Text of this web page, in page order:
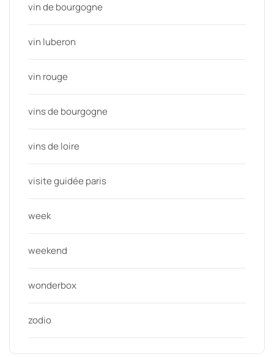
vin de bourgogne
vin luberon
vin rouge
vins de bourgogne
vins de loire
visite guidée paris
week
weekend
wonderbox
zodio